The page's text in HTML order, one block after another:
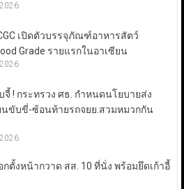
เปิดตัวบรรจุภัณฑ์อาหารสัตว์
Grade รายแรกในอาเซียน
จี้ ! กระทรวง ศธ. กำหนดนโยบายส่ง
นขับขี่-ซ้อนท้ายรถจยย.สวมหมวกกัน
กตั้งหน้ากวาด สส. 10 ที่นั่ง พร้อมยึดเก้าอี้